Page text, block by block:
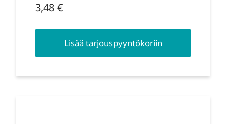
3,48€
Lisää tarjouspyyntökoriin